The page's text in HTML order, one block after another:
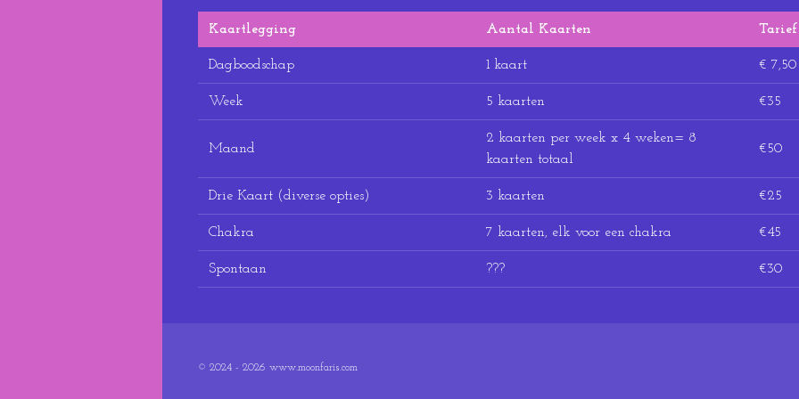
Kaartlegging Aantal Kaarten Tarief
Dagboodschap 1 kaart € 7,50
Week 5 kaarten €35
Maand
2 kaarten per week x 4 weken= 8
kaarten totaal
€50
Drie Kaart (diverse opties) 3 kaarten €25
Chakra 7 kaarten, elk voor een chakra €45
Spontaan ??? €30
© 2024 - 2026 www.moonfaris.com